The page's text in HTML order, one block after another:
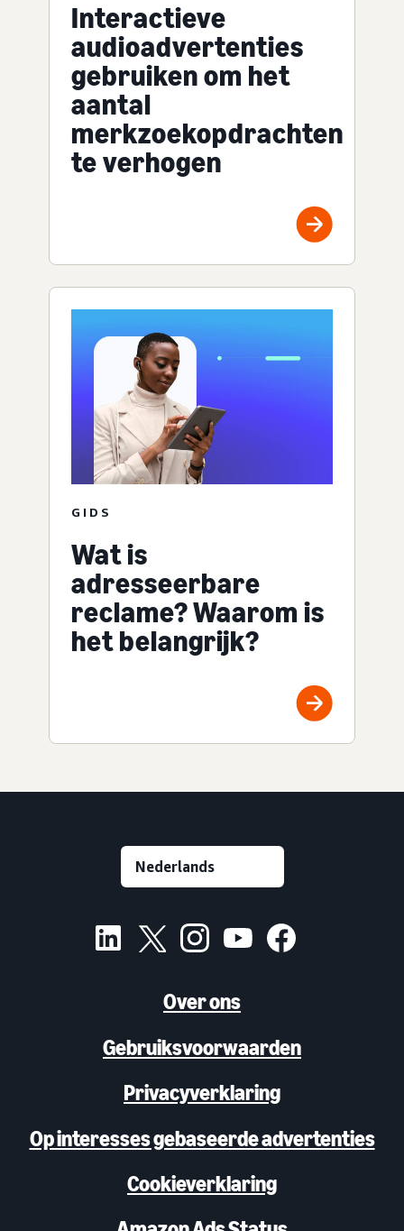
Interactieve
audioadvertenties
gebruiken om het
aantal
merkzoekopdrachten
te verhogen
GIDS
Wat is
adresseerbare
reclame? Waarom is
het belangrijk?
Over ons
Gebruiksvoorwaarden
Privacyverklaring
Op interesses gebaseerde advertenties
Cookieverklaring